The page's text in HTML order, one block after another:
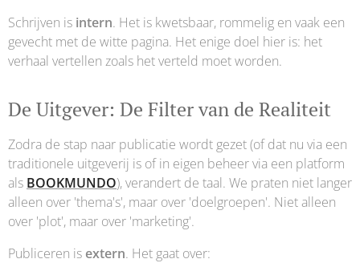
Schrijven is intern. Het is kwetsbaar, rommelig en vaak een
gevecht met de witte pagina. Het enige doel hier is: het
verhaal vertellen zoals het verteld moet worden.
De Uitgever: De Filter van de Realiteit
Zodra de stap naar publicatie wordt gezet (of dat nu via een
traditionele uitgeverij is of in eigen beheer via een platform
als BOOKMUNDO), verandert de taal. We praten niet langer
alleen over 'thema's', maar over 'doelgroepen'. Niet alleen
over 'plot', maar over 'marketing'.
Publiceren is extern. Het gaat over: